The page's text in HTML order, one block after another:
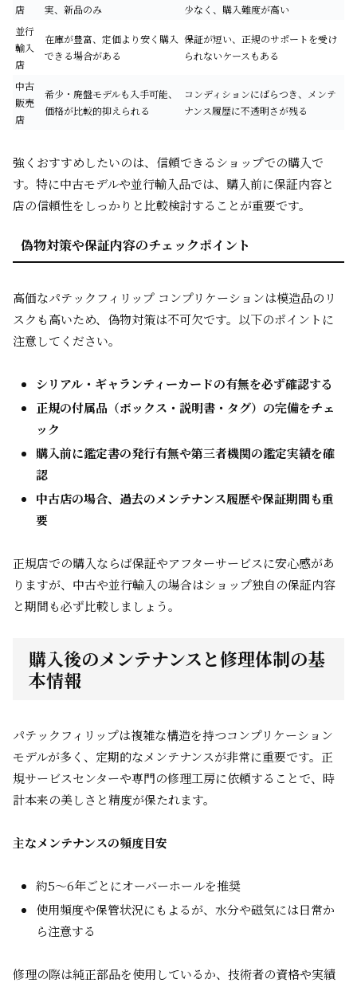
店
実、新品のみ
少なく、購入難度が高い
並行
輸入
店
在庫が豊富、定価より安く購入
できる場合がある
保証が短い、正規のサポートを受け
られないケースもある
中古
販売
店
希少・廃盤モデルも入手可能、
価格が比較的抑えられる
コンディションにばらつき、メンテ
ナンス履歴に不透明さが残る
強くおすすめしたいのは、信頼できるショップでの購入で
す。特に中古モデルや並行輸入品では、購入前に保証内容と
店の信頼性をしっかりと比較検討することが重要です。
偽物対策や保証内容のチェックポイント
高価なパテックフィリップ コンプリケーションは模造品のリ
スクも高いため、偽物対策は不可欠です。以下のポイントに
注意してください。
シリアル・ギャランティーカードの有無を必ず確認する
正規の付属品（ボックス・説明書・タグ）の完備をチェ
ック
購入前に鑑定書の発行有無や第三者機関の鑑定実績を確
認
中古店の場合、過去のメンテナンス履歴や保証期間も重
要
正規店での購入ならば保証やアフターサービスに安心感があ
りますが、中古や並行輸入の場合はショップ独自の保証内容
と期間も必ず比較しましょう。
購入後のメンテナンスと修理体制の基
本情報
パテックフィリップは複雑な構造を持つコンプリケーション
モデルが多く、定期的なメンテナンスが非常に重要です。正
規サービスセンターや専門の修理工房に依頼することで、時
計本来の美しさと精度が保たれます。
主なメンテナンスの頻度目安
約5〜6年ごとにオーバーホールを推奨
使用頻度や保管状況にもよるが、水分や磁気には日常か
ら注意する
修理の際は純正部品を使用しているか、技術者の資格や実績